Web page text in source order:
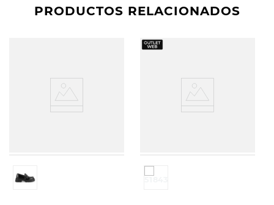
PRODUCTOS RELACIONADOS